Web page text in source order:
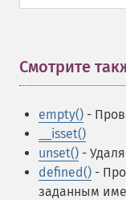
Смотрите
empty() -
__isset()
unset() -
defined() -
заданным